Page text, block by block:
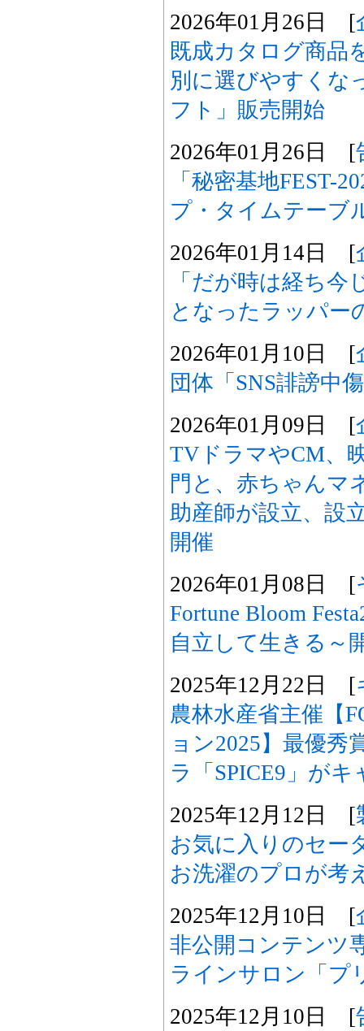
2026年01月26日 [
既成カタログ商品
別に選びやすくな
フト」販売開始
2026年01月26日 [
「秘密基地FEST-
プ・タイムテーブ
2026年01月14日 [
「だが時は経ち
となったラッパー
2026年01月10日 [
団体「SNS誹謗中
2026年01月09日 [
TVドラマやCM、
門と、赤ちゃんマ
助産師が設立、設
開催
2026年01月08日 [
Fortune Bloom
自立して生きる～
2025年12月22日 [
農林水産省主催【
ョン2025】最優秀
ラ「SPICE9」が
2025年12月12日 [
お気に入りのセー
お洗濯のプロが考
2025年12月10日 [
非公開コンテンツ
ラインサロン「プ
2025年12月10日 [